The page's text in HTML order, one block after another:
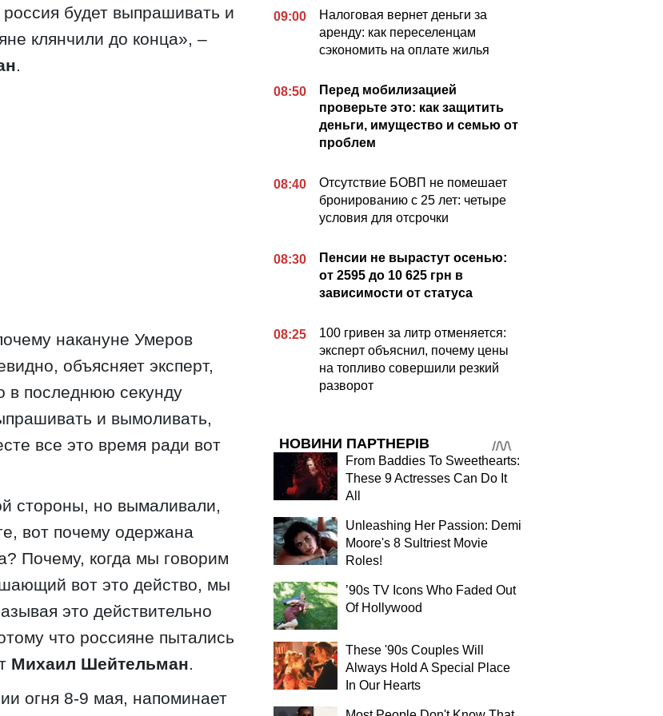
россия будет выпрашивать и
клянчили до конца», –
.
накануне Умеров
объясняет эксперт,
в последнюю секунду
и вымоливать,
все это время ради вот
стороны, но вымаливали,
вот почему одержана
Почему, когда мы говорим
вот это действо, мы
это действительно
что россияне пытались
Михаил Шейтельман.
огня 8-9 мая, напоминает
09:00
Налоговая вернет деньги за
аренду: как переселенцам
сэкономить на оплате жилья
08:50
Перед мобилизацией
проверьте это: как защитить
деньги, имущество и семью от
проблем
08:40
Отсутствие БОВП не помешает
бронированию с 25 лет: четыре
условия для отсрочки
08:30
Пенсии не вырастут осенью:
от 2595 до 10 625 грн в
зависимости от статуса
08:25
100 гривен за литр отменяется:
эксперт объяснил, почему цены
на топливо совершили резкий
разворот
НОВИНИ ПАРТНЕРІВ
From Baddies To Sweethearts:
These 9 Actresses Can Do It
All
Unleashing Her Passion: Demi
Moore's 8 Sultriest Movie
Roles!
’90s TV Icons Who Faded Out
Of Hollywood
These '90s Couples Will
Always Hold A Special Place
In Our Hearts